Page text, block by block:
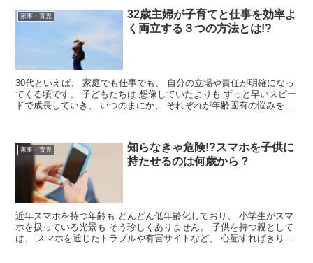
家事・育児
32歳主婦が子育てと仕事を効率よ
く両立する３つの方法とは!?
30代といえば、 家庭でも仕事でも、 自分の立場や責任が明確になっ
てくる頃です。 子どもたちは 想像していたよりも ずっと早いスピー
ドで成長していき、 いつのまにか、 それぞれが年齢固有の悩みを 抱
家事・育児
知らなきゃ危険!?スマホを子供に
持たせるのは何歳から？
近年スマホを持つ年齢も どんどん低年齢化しており、 小学生がスマ
ホを扱っている光景も そう珍しくありません。 子供を持つ親として
は、 スマホを通じたトラブルや有害サイトなど、 心配すればきりが